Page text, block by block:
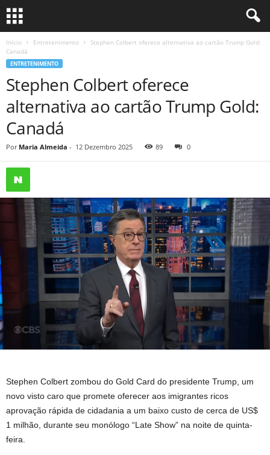
Início Entretenimento
Stephen Colbert oferece alternativa ao cartão Trump Gold:
Canadá
ENTRETENIMENTO
Stephen Colbert oferece
alternativa ao cartão Trump Gold:
Canadá
Por Maria Almeida - 12 Dezembro 2025 89 0
Stephen Colbert zombou do Gold Card do presidente Trump, um
novo visto caro que promete oferecer aos imigrantes ricos
aprovação rápida de cidadania a um baixo custo de cerca de US$
1 milhão, durante seu monólogo “Late Show” na noite de quinta-
feira.